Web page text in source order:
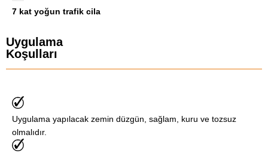
7 kat yoğun trafik cila
Uygulama
Koşulları
Uygulama yapılacak zemin düzgün, sağlam, kuru ve tozsuz
olmalıdır.